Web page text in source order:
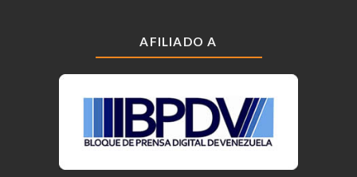
AFILIADO A